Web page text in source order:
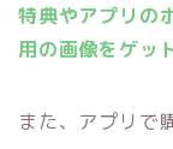
特典やアプリの
用の画像をゲッ
また、アプリで